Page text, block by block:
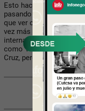
Esto hace que haya
pasando en Uruguay, y
que ver con eso. Me
vez más hay un tejido
internacional. Muchos
como Verónica
Cruz, pero hay muchos
Compartir